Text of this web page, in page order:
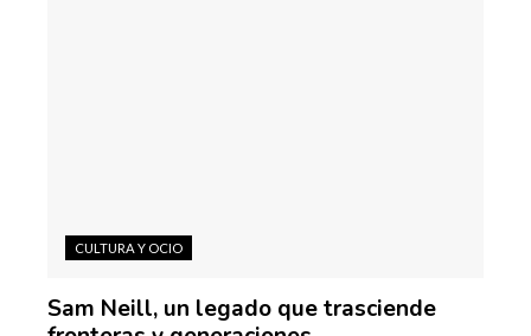
CULTURA Y OCIO
Sam Neill, un legado que trasciende